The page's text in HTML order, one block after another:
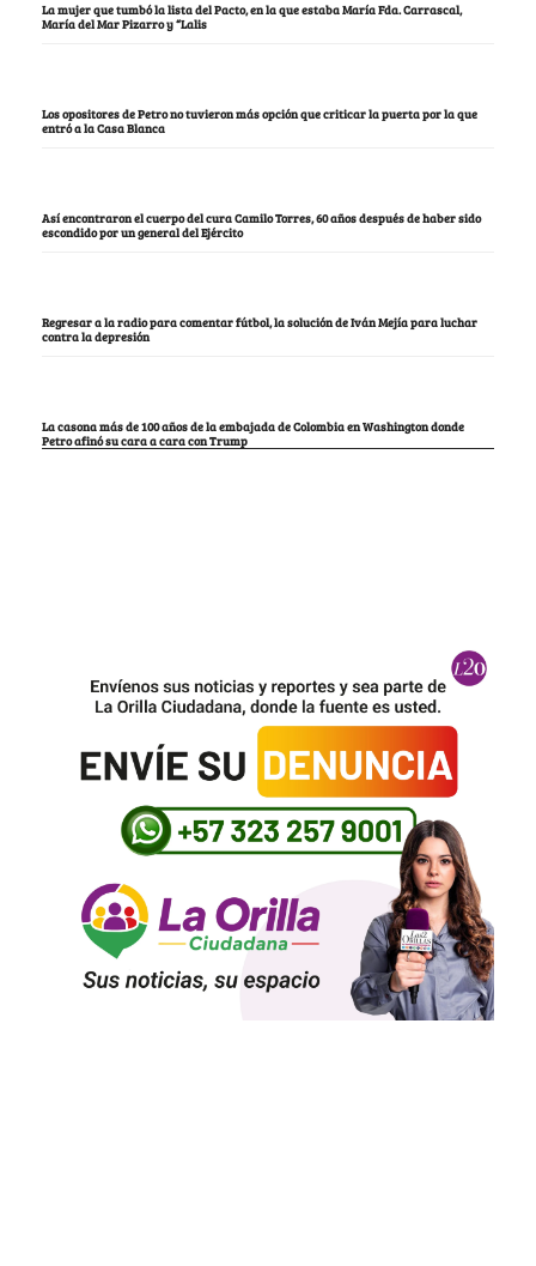
La mujer que tumbó la lista del Pacto, en la que estaba María Fda. Carrascal,
María del Mar Pizarro y “Lalis
Los opositores de Petro no tuvieron más opción que criticar la puerta por la que
entró a la Casa Blanca
Así encontraron el cuerpo del cura Camilo Torres, 60 años después de haber sido
escondido por un general del Ejército
Regresar a la radio para comentar fútbol, la solución de Iván Mejía para luchar
contra la depresión
La casona más de 100 años de la embajada de Colombia en Washington donde
Petro afinó su cara a cara con Trump